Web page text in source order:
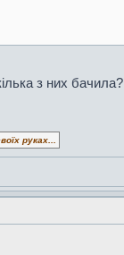
з них бачила?
руках...